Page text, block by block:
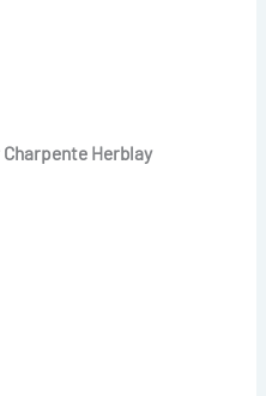
Herblay